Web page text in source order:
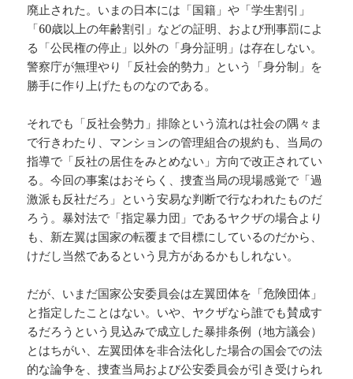
廃止された。いまの日本には「国籍」や「学生割引」
「60歳以上の年齢割引」などの証明、および刑事罰によ
る「公民権の停止」以外の「身分証明」は存在しない。
警察庁が無理やり「反社会的勢力」という「身分制」を
勝手に作り上げたものなのである。
それでも「反社会勢力」排除という流れは社会の隅々ま
で行きわたり、マンションの管理組合の規約も、当局の
指導で「反社の居住をみとめない」方向で改正されてい
る。今回の事案はおそらく、捜査当局の現場感覚で「過
激派も反社だろ」という安易な判断で行なわれたものだ
ろう。暴対法で「指定暴力団」であるヤクザの場合より
も、新左翼は国家の転覆まで目標にしているのだから、
けだし当然であるという見方があるかもしれない。
だが、いまだ国家公安委員会は左翼団体を「危険団体」
と指定したことはない。いや、ヤクザなら誰でも賛成す
るだろうという見込みで成立した暴排条例（地方議会）
とはちがい、左翼団体を非合法化した場合の国会での法
的な論争を、捜査当局および公安委員会が引き受けられ